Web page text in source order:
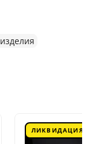
ЛИКВИДАЦИЯ